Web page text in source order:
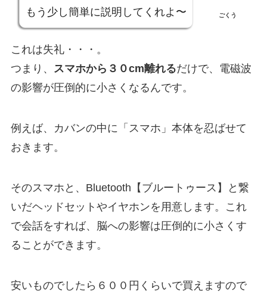
もう少し簡単に説明してくれよ〜
ごくう
これは失礼・・・。
つまり、 スマホから３０cm離れるだけで、電磁波
の影響が圧倒的に小さくなるんです。
例えば、カバンの中に「スマホ」本体を忍ばせて
おきます。
そのスマホと、Bluetooth【ブルートゥース】と繋
いだヘッドセットやイヤホンを用意します。これ
で会話をすれば、脳への影響は圧倒的に小さくす
ることができます。
安いものでしたら６００円くらいで買えますので